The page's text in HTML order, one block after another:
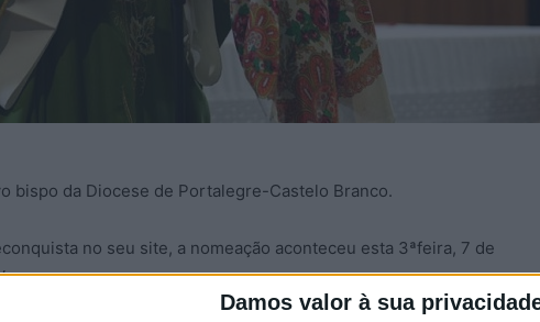
Damos valor à sua
bispo da Diocese de Portalegre-Castelo Branco.
no seu site, a nomeação aconteceu esta 3ªfeira, 7 de